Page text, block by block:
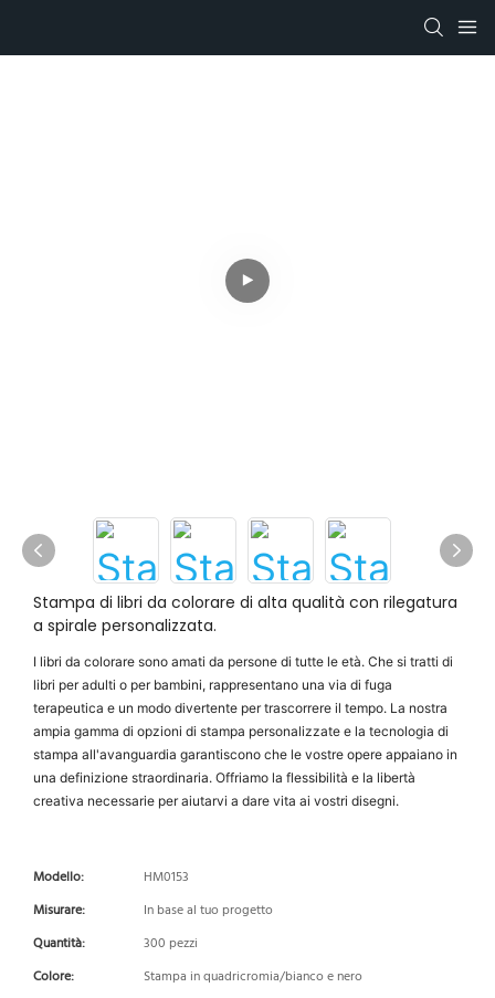
Stampa di libri da colorare di alta qualità con rilegatura
a spirale personalizzata.
I libri da colorare sono amati da persone di tutte le età. Che si tratti di
libri per adulti o per bambini, rappresentano una via di fuga
terapeutica e un modo divertente per trascorrere il tempo. La nostra
ampia gamma di opzioni di stampa personalizzate e la tecnologia di
stampa all'avanguardia garantiscono che le vostre opere appaiano in
una definizione straordinaria. Offriamo la flessibilità e la libertà
creativa necessarie per aiutarvi a dare vita ai vostri disegni.
Modello:
HM0153
Misurare:
In base al tuo progetto
Quantità:
300 pezzi
Colore:
Stampa in quadricromia/bianco e nero